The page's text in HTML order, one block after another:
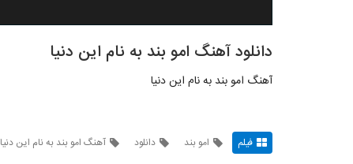
دانلود آهنگ امو بند به نام این دنیا
آهنگ امو بند به نام این دنیا
فیلم امو بند دانلود آهنگ امو بند به نام این دنیا